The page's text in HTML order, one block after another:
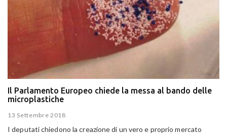
Il Parlamento Europeo chiede la messa al bando delle
microplastiche
13 Settembre 2018
I deputati chiedono la creazione di un vero e proprio mercato